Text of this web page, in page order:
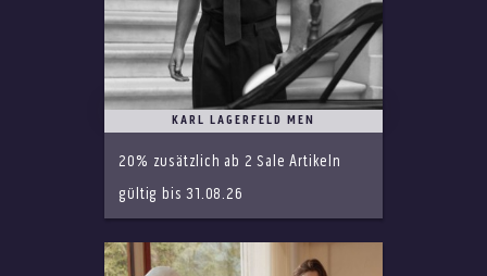
KARL LAGERFELD MEN
20% zusätzlich ab 2 Sale Artikeln
gültig bis 31.08.26